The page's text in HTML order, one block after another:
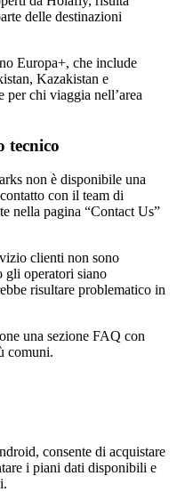
delle destinazioni
Europa+, che include
Kazakistan e
chi viaggia nell’area
tecnico
non è disponibile una
con il team di
nella pagina “Contact Us”
clienti non sono
gli operatori siano
risultare problematico in
una sezione FAQ con
comuni.
consente di acquistare
i piani dati disponibili e